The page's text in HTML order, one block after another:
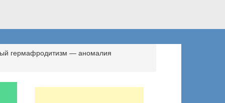
гермафродитизм — аномалия